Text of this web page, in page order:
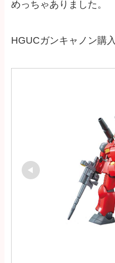
めっちゃありました。
HGUCガンキャノン購入